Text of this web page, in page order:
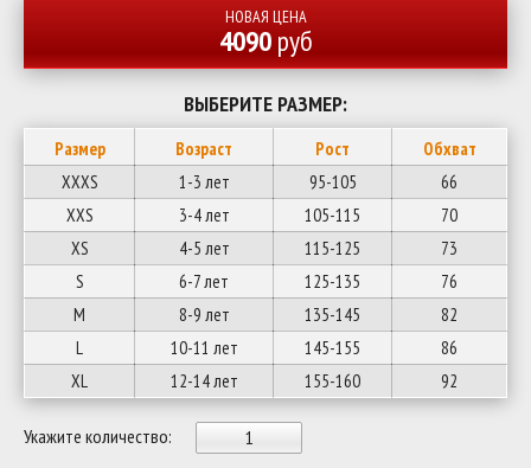
НОВАЯ ЦЕНА
4090руб
ВЫБЕРИТЕ РАЗМЕР:
Размер Возраст Рост
Обхват
XXXS
1-3 лет 95-105
66
XXS
3-4 лет 105-115
70
XS
4-5 лет 115-125
73
S
6-7 лет 125-135
76
M
8-9 лет 135-145
82
L
10-11 лет 145-155
86
XL
12-14 лет 155-160 92
Укажите количество: